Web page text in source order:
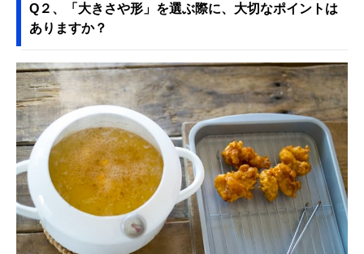
Q２、「大きさや形」を選ぶ際に、大切なポイントは
ありますか？